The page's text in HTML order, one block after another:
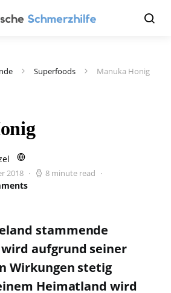
Superfoods Manuka Honig
2018 8 minute read
stammende
aufgrund seiner
Wirkungen stetig
Heimatland wird